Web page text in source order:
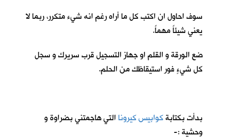
سوف احاول ان اكتب كل ما أراه رغم انه شيء متكرر، ربما لا
يعني شيئاً مهماً.
ضع الورقة و القلم او جهاز التسجيل قرب سريرك و سجل
كل شيءٍ فور استيقاظك من الحلم.
بدأت بكتابةكوابيس كيروناالتي هاجمتني بضراوة و
وحشية :-